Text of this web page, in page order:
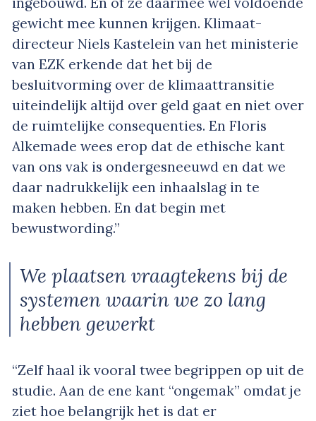
gewicht mee kunnen krijgen. Klimaat-
directeur Niels Kastelein van het ministerie
van EZK erkende dat het bij de
besluitvorming over de klimaattransitie
uiteindelijk altijd over geld gaat en niet over
de ruimtelijke consequenties. En Floris
Alkemade wees erop dat de ethische kant
van ons vak is ondergesneeuwd en dat we
daar nadrukkelijk een inhaalslag in te
maken hebben. En dat begin met
bewustwording.”
We plaatsen vraagtekens bij de
systemen waarin we zo lang
hebben gewerkt
“Zelf haal ik vooral twee begrippen op uit de
studie. Aan de ene kant “ongemak” omdat je
ziet hoe belangrijk het is dat er